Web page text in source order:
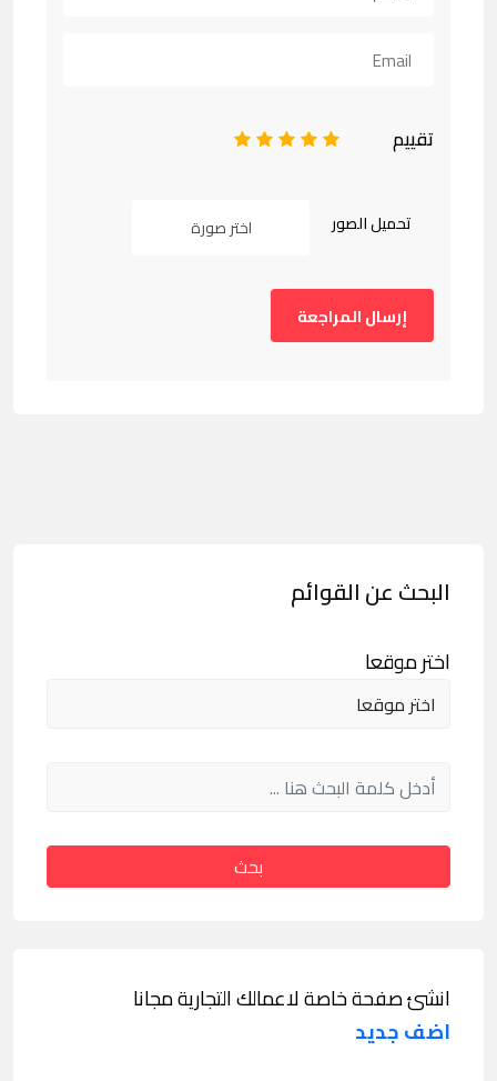
تقييم 5
4
3
2
تحميل الصور اختر صورة
البحث عن القوائم
اختر موقعا
بحث
انشئ صفحة خاصة لاعمالك التجارية مجانا
اضف جديد